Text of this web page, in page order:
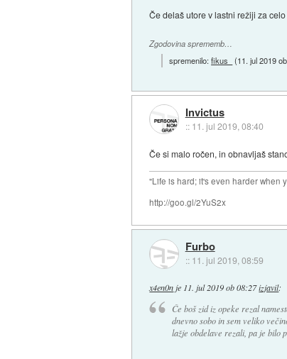
Če delaš utore v lastni režiji za
Zgodovina sprememb…
spremenilo:fikus_ (11. jul 2019
Invictus
:: 11. jul 2019, 08:40
Če si malo ročen, in obnavljaš
"Life is hard; it's even harder when
http://goo.gl/2YuS2x
Furbo
:: 11. jul 2019, 08:59
x4en0n je 11. jul 2019 ob 08:27izjavil:
Če boš zid iz opeke rezal
dnevno sobo in sem veliko
lažje obdelave rezali, pa je bilo